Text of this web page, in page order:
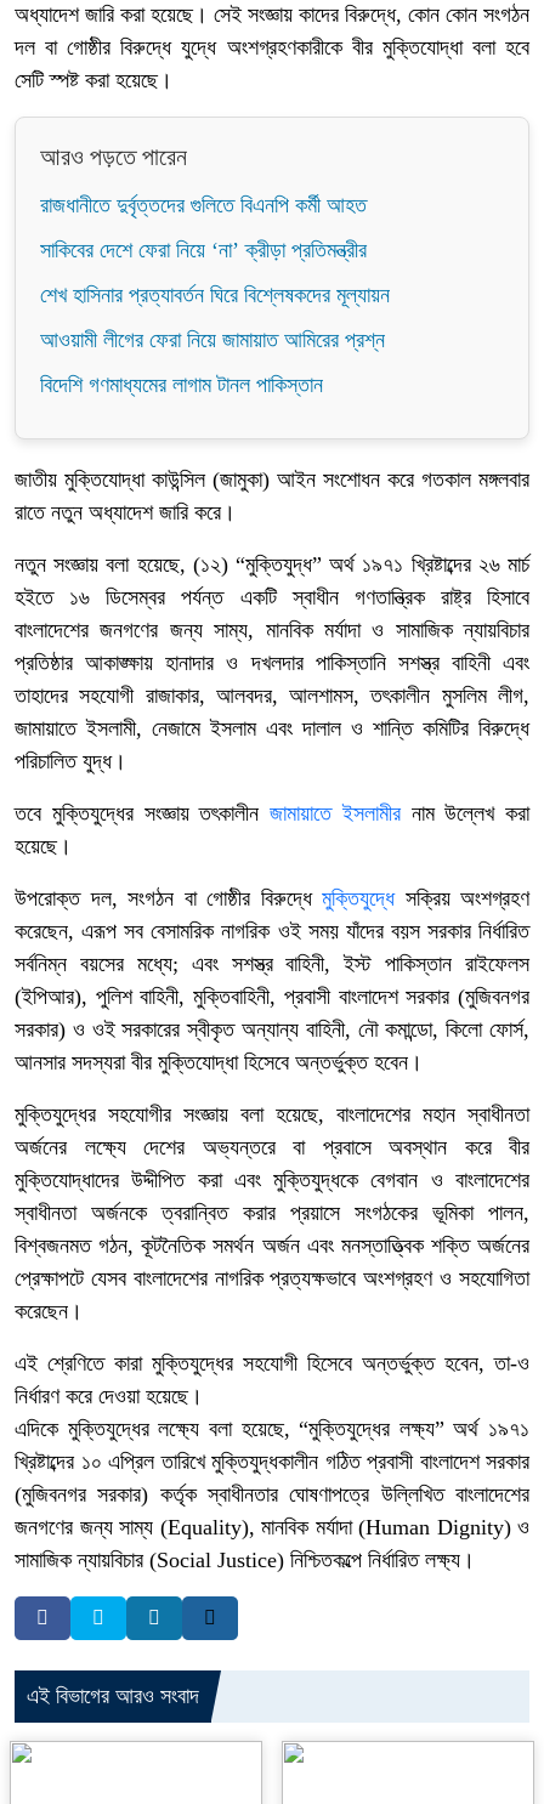
অধ্যাদেশ জারি করা হয়েছে। সেই সংজ্ঞায় কাদের বিরুদ্ধে, কোন কোন সংগঠন
দল বা গোষ্ঠীর বিরুদ্ধে যুদ্ধে অংশগ্রহণকারীকে বীর মুক্তিযোদ্ধা বলা হবে
সেটি স্পষ্ট করা হয়েছে।
আরও পড়তে পারেন
রাজধানীতে দুর্বৃত্তদের গুলিতে বিএনপি কর্মী আহত
সাকিবের দেশে ফেরা নিয়ে ‘না’ ক্রীড়া প্রতিমন্ত্রীর
শেখ হাসিনার প্রত্যাবর্তন ঘিরে বিশ্লেষকদের মূল্যায়ন
আওয়ামী লীগের ফেরা নিয়ে জামায়াত আমিরের প্রশ্ন
বিদেশি গণমাধ্যমের লাগাম টানল পাকিস্তান
জাতীয় মুক্তিযোদ্ধা কাউন্সিল (জামুকা) আইন সংশোধন করে গতকাল মঙ্গলবার
রাতে নতুন অধ্যাদেশ জারি করে।
নতুন সংজ্ঞায় বলা হয়েছে, (১২) “মুক্তিযুদ্ধ” অর্থ ১৯৭১ খ্রিষ্টাব্দের ২৬ মার্চ
হইতে ১৬ ডিসেম্বর পর্যন্ত একটি স্বাধীন গণতান্ত্রিক রাষ্ট্র হিসাবে
বাংলাদেশের জনগণের জন্য সাম্য, মানবিক মর্যাদা ও সামাজিক ন্যায়বিচার
প্রতিষ্ঠার আকাঙ্ক্ষায় হানাদার ও দখলদার পাকিস্তানি সশস্ত্র বাহিনী এবং
তাহাদের সহযোগী রাজাকার, আলবদর, আলশামস, তৎকালীন মুসলিম লীগ,
জামায়াতে ইসলামী, নেজামে ইসলাম এবং দালাল ও শান্তি কমিটির বিরুদ্ধে
পরিচালিত যুদ্ধ।
তবে মুক্তিযুদ্ধের সংজ্ঞায় তৎকালীন জামায়াতে ইসলামীরনাম উল্লেখ করা
হয়েছে।
উপরোক্ত দল, সংগঠন বা গোষ্ঠীর বিরুদ্ধেমুক্তিযুদ্ধেসক্রিয় অংশগ্রহণ
করেছেন, এরূপ সব বেসামরিক নাগরিক ওই সময় যাঁদের বয়স সরকার নির্ধারিত
সর্বনিম্ন বয়সের মধ্যে; এবং সশস্ত্র বাহিনী, ইস্ট পাকিস্তান রাইফেলস
(ইপিআর), পুলিশ বাহিনী, মুক্তিবাহিনী, প্রবাসী বাংলাদেশ সরকার (মুজিবনগর
সরকার) ও ওই সরকারের স্বীকৃত অন্যান্য বাহিনী, নৌ কমান্ডো, কিলো ফোর্স,
আনসার সদস্যরা বীর মুক্তিযোদ্ধা হিসেবে অন্তর্ভুক্ত হবেন।
মুক্তিযুদ্ধের সহযোগীর সংজ্ঞায় বলা হয়েছে, বাংলাদেশের মহান স্বাধীনতা
অর্জনের লক্ষ্যে দেশের অভ্যন্তরে বা প্রবাসে অবস্থান করে বীর
মুক্তিযোদ্ধাদের উদ্দীপিত করা এবং মুক্তিযুদ্ধকে বেগবান ও বাংলাদেশের
স্বাধীনতা অর্জনকে ত্বরান্বিত করার প্রয়াসে সংগঠকের ভূমিকা পালন,
বিশ্বজনমত গঠন, কূটনৈতিক সমর্থন অর্জন এবং মনস্তাত্ত্বিক শক্তি অর্জনের
প্রেক্ষাপটে যেসব বাংলাদেশের নাগরিক প্রত্যক্ষভাবে অংশগ্রহণ ও সহযোগিতা
করেছেন।
এই শ্রেণিতে কারা মুক্তিযুদ্ধের সহযোগী হিসেবে অন্তর্ভুক্ত হবেন, তা-ও
নির্ধারণ করে দেওয়া হয়েছে।
এদিকে মুক্তিযুদ্ধের লক্ষ্যে বলা হয়েছে, “মুক্তিযুদ্ধের লক্ষ্য” অর্থ ১৯৭১
খ্রিষ্টাব্দের ১০ এপ্রিল তারিখে মুক্তিযুদ্ধকালীন গঠিত প্রবাসী বাংলাদেশ সরকার
(মুজিবনগর সরকার) কর্তৃক স্বাধীনতার ঘোষণাপত্রে উল্লিখিত বাংলাদেশের
জনগণের জন্য সাম্য (Equality), মানবিক মর্যাদা (Human Dignity) ও
সামাজিক ন্যায়বিচার (Social Justice) নিশ্চিতকল্পে নির্ধারিত লক্ষ্য।
এই বিভাগের আরও সংবাদ